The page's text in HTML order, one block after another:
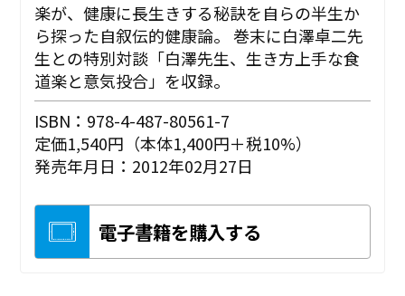
楽が、健康に長生きする秘訣を自らの半生か
ら探った自叙伝的健康論。 巻末に白澤卓二先
生との特別対談「白澤先生、生き方上手な食
道楽と意気投合」を収録。
ISBN：978-4-487-80561-7
定価1,540円（本体1,400円＋税10%）
発売年月日：2012年02月27日
電子書籍を購入する